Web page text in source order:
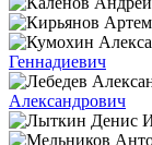
Геннадиевич
Александрович